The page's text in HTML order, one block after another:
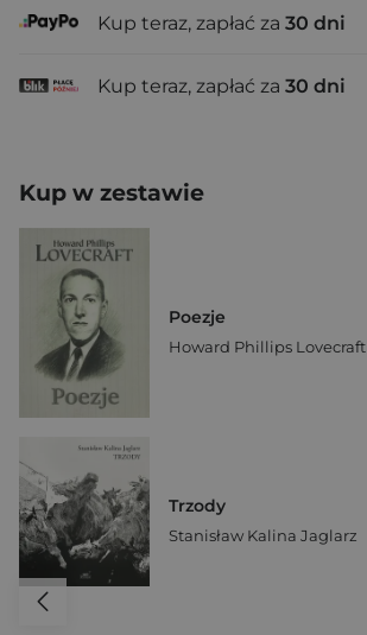
Kup teraz, zapłać za 30 dni
Kup teraz, zapłać za 30 dni
Kup w zestawie
Poezje
Howard Phillips Lovecraft
Trzody
Stanisław Kalina Jaglarz